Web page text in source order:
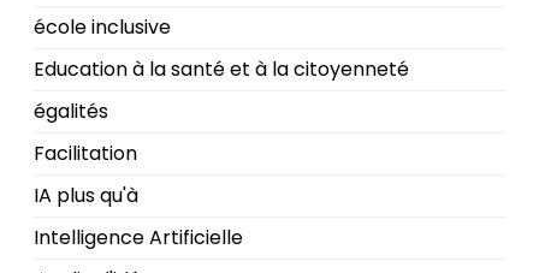
école inclusive
Education à la santé et à la citoyenneté
égalités
Facilitation
IA plus qu'à
Intelligence Artificielle